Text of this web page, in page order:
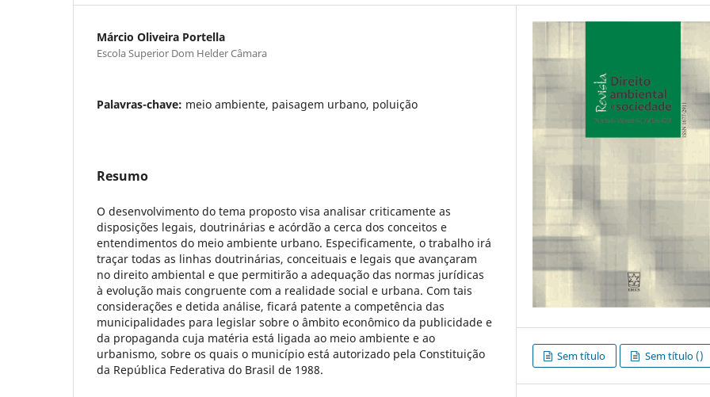
Márcio Oliveira Portella
Escola Superior Dom Helder Câmara
Palavras-chave: meio ambiente, paisagem urbano, poluição
Resumo
O desenvolvimento do tema proposto visa analisar criticamente as
disposições legais, doutrinárias e acórdão a cerca dos conceitos e
entendimentos do meio ambiente urbano. Especificamente, o trabalho irá
traçar todas as linhas doutrinárias, conceituais e legais que avançaram
no direito ambiental e que permitirão a adequação das normas jurídicas
à evolução mais congruente com a realidade social e urbana. Com tais
considerações e detida análise, ficará patente a competência das
municipalidades para legislar sobre o âmbito econômico da publicidade e
da propaganda cuja matéria está ligada ao meio ambiente e ao
urbanismo, sobre os quais o município está autorizado pela Constituição
da República Federativa do Brasil de 1988.
Sem título Sem título ()